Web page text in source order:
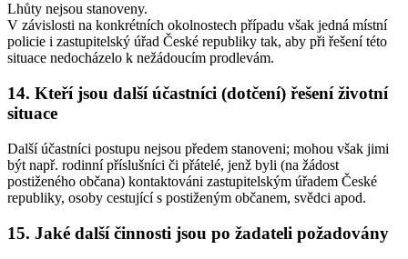
Lhůty nejsou stanoveny.
V závislosti na konkrétních okolnostech případu však jedná místní
policie i zastupitelský úřad České republiky tak, aby při řešení této
situace nedocházelo k nežádoucím prodlevám.
14. Kteří jsou další účastníci (dotčení) řešení životní
situace
Další účastníci postupu nejsou předem stanoveni; mohou však jimi
být např. rodinní příslušníci či přátelé, jenž byli (na žádost
postiženého občana) kontaktováni zastupitelským úřadem České
republiky, osoby cestující s postiženým občanem, svědci apod.
15. Jaké další činnosti jsou po žadateli požadovány